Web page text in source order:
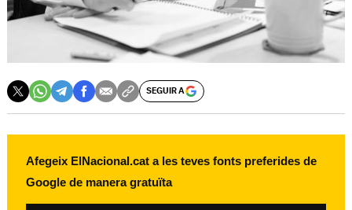
SEGUIR A
Afegeix ElNacional.cat a les teves fonts preferides de
Google de manera gratuïta